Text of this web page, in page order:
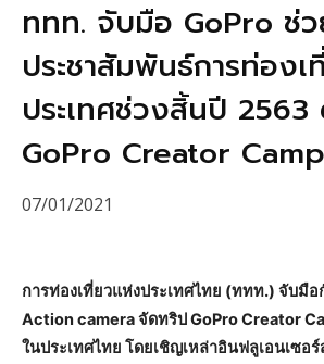
ททท. จับมือ GoPro ช่
ประชาสัมพันธ์การท่องเ
ประเทศช่วงสิ้นปี 2563
GoPro Creator
07/01/2021
การท่องเที่ยวแห่งประเทศไทย (ททท.) จับมื
Action camera จัดทริป GoPro Creator
ในประเทศไทย โดยเชิญเหล่าอินฟลูเอนเซอ